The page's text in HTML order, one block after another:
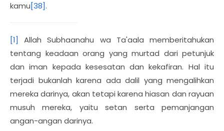
kamu[38].
[1]
Allah Subhaanahu wa Ta'aala memberitahukan
tentang keadaan orang yang murtad dari petunjuk
dan iman kepada kesesatan dan kekafiran. Hal itu
terjadi bukanlah karena ada dalil yang mengalihkan
mereka darinya, akan tetapi karena hiasan dan rayuan
musuh mereka, yaitu setan serta pemanjangan
angan-angan darinya.